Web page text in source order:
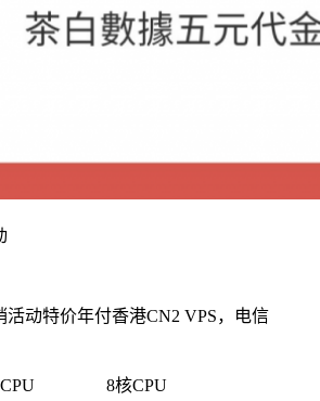
活动特价年付香港CN2 VPS，电信
8核CPU